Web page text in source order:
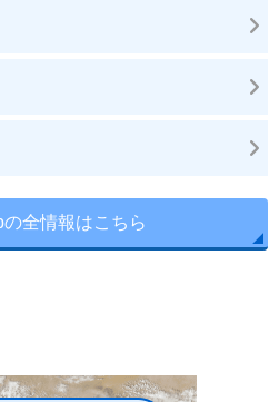
全情報はこちら